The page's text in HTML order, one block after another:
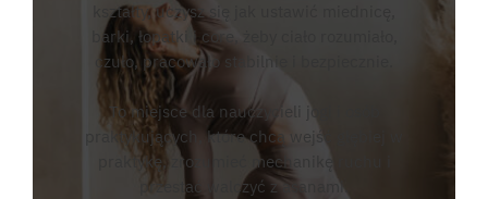
kształty, uczysz się jak ustawić miednicę,
barki, łopatki i core, żeby ciało rozumiało,
czuło, pracowało stabilnie i bezpiecznie.
To miejsce dla nauczycieli jogi i osób
praktykujących, które chcą wejść głębiej w
praktykę, zrozumieć mechanikę ruchu i
przestać walczyć z asanami.